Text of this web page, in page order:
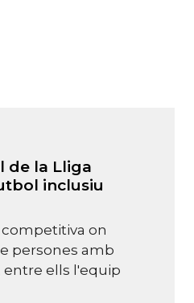
de la Lliga
inclusiu
on
persones amb
ells l'equip